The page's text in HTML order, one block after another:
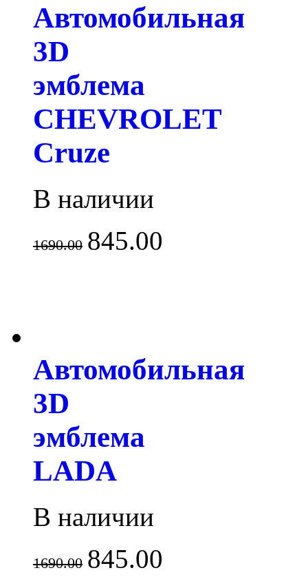
Автомобильная
3D
эмблема
CHEVROLET
Cruze
В наличии
1690.00 845.00
Автомобильная
3D
эмблема
LADA
В наличии
1690.00 845.00